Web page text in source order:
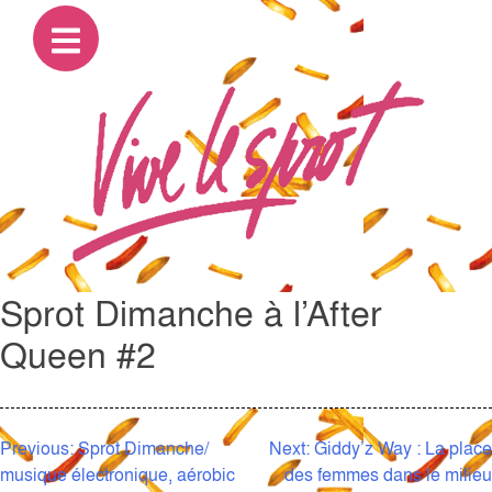
Sprot Dimanche à l’After
Queen #2
NAVIGATION
Previous:Sprot Dimanche/
musique électronique, aérobic
Next:Giddy’z Way : La place
des femmes dans le milieu